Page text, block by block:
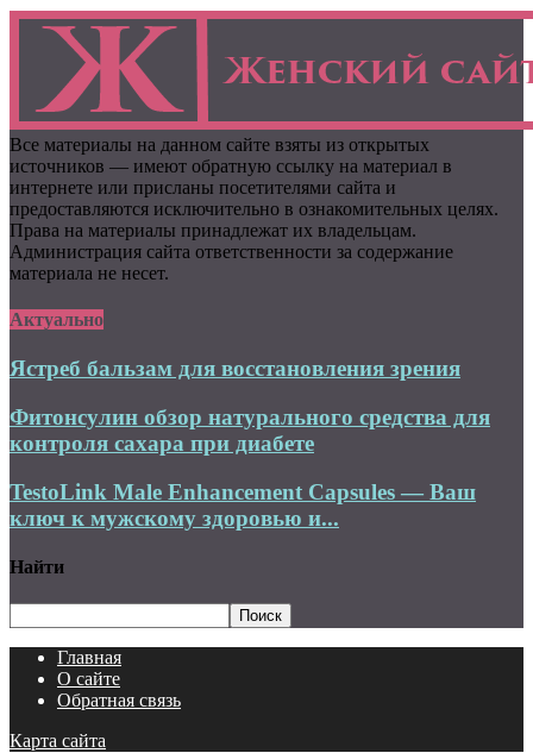
Все материалы на данном сайте взяты из открытых
источников — имеют обратную ссылку на материал в
интернете или присланы посетителями сайта и
предоставляются исключительно в ознакомительных целях.
Права на материалы принадлежат их владельцам.
Администрация сайта ответственности за содержание
материала не несет.
Актуально
Ястреб бальзам для восстановления зрения
Фитонсулин обзор натурального средства для
контроля сахара при диабете
TestoLink Male Enhancement Capsules — Ваш
ключ к мужскому здоровью и...
Найти
Главная
О сайте
Обратная связь
Карта сайта